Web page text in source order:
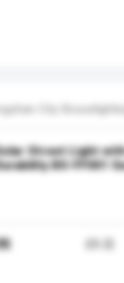
City
Street Light
BS-FF001